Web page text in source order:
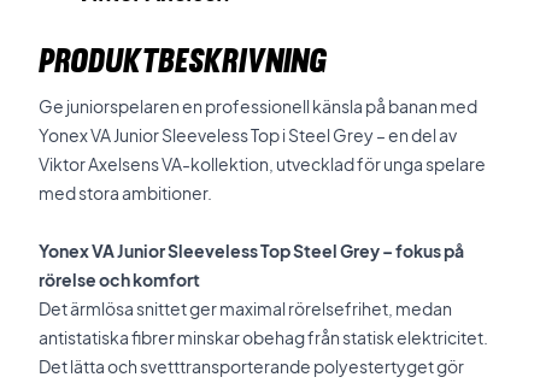
PRODUKTBESKRIVNING
Ge juniorspelaren en professionell känsla på banan med
Yonex VA Junior Sleeveless Top i Steel Grey – en del av
Viktor Axelsens VA-kollektion, utvecklad för unga spelare
med stora ambitioner.
Yonex VA Junior Sleeveless Top Steel Grey – fokus på
rörelse och komfort
Det ärmlösa snittet ger maximal rörelsefrihet, medan
antistatiska fibrer minskar obehag från statisk elektricitet.
Det lätta och svetttransporterande polyestertyget gör